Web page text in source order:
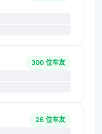
300 位车友
26 位车友